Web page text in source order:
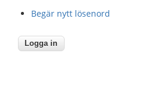
Begär nytt lösenord